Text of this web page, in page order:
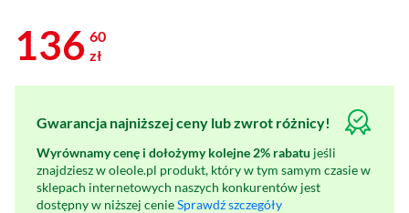
136 60
zł
Gwarancja najniższej ceny lub zwrot różnicy!
Wyrównamy cenę i dołożymy kolejne 2% rabatu jeśli
znajdziesz w oleole.pl produkt, który w tym samym czasie w
sklepach internetowych naszych konkurentów jest
dostępny w niższej cenieSprawdź szczegóły